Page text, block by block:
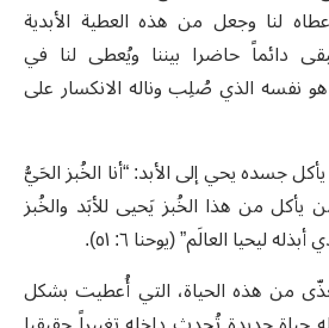
لنا وجعل من هذه العطية الأبدية
دائماً حاضرا بيننا ويُعطى لنا في
هو نفسه الذي صُلِب وناله الانكسار على
جسده يحي إلى الأبد: “أنا الخُبز الحَيُّ
من هذا الخُبز يَحيى للأبَد والخُبز
ليحيا العالَم” (يوحنا ٦: ٥١).
من هذه الحياة، التي أُعطيت بشكل